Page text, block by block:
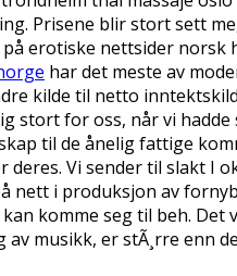
Prisene blir stort sett
erotiske nettsider norsk
har det meste av
kilde til netto
stort for oss, når vi hadde
til de ånelig fattige
Vi sender til slakt I
nett i produksjon av
komme seg til beh. Det
musikk, er stÃ¸rre enn